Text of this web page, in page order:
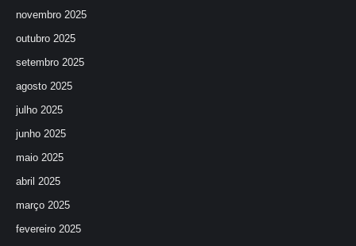
novembro 2025
outubro 2025
setembro 2025
agosto 2025
julho 2025
junho 2025
maio 2025
abril 2025
março 2025
fevereiro 2025